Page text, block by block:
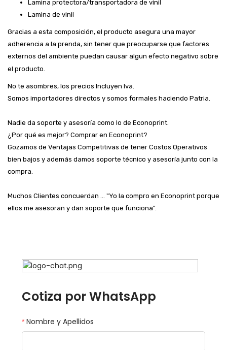
Lamina protectora/transportadora de vinil
Lamina de vinil
Gracias a esta composición, el producto asegura una mayor
adherencia a la prenda, sin tener que preocuparse que factores
externos del ambiente puedan causar algun efecto negativo sobre
el producto.
No te asombres, los precios Incluyen Iva.
Somos importadores directos y somos formales haciendo Patria.
Nadie da soporte y asesoría como lo de Econoprint.
¿Por qué es mejor? Comprar en Econoprint?
Gozamos de Ventajas Competitivas de tener Costos Operativos
bien bajos y además damos soporte técnico y asesoría junto con la
compra.
Muchos Clientes concuerdan ... "Yo la compro en Econoprint porque
ellos me asesoran y dan soporte que funciona".